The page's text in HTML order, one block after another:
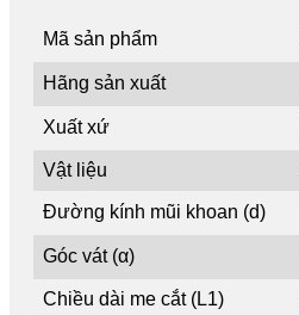
Mã sản phẩm
Hãng sản xuất
Xuất xứ
Vật liệu
Đường kính mũi khoan (d)
Góc vát (α)
Chiều dài me cắt (L1)